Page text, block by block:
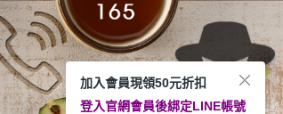
加入會員現領50元折扣
登入官網會員後綁定LINE帳號